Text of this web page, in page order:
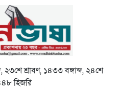
শ্রাবণ, ১৪৩৩ বঙ্গাব্দ, ২৪শে
হিজরি